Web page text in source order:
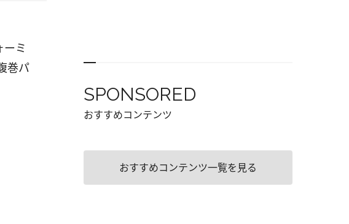
ミ
巻パ
SPONSORED
おすすめコンテンツ
おすすめコンテンツ一覧を見る